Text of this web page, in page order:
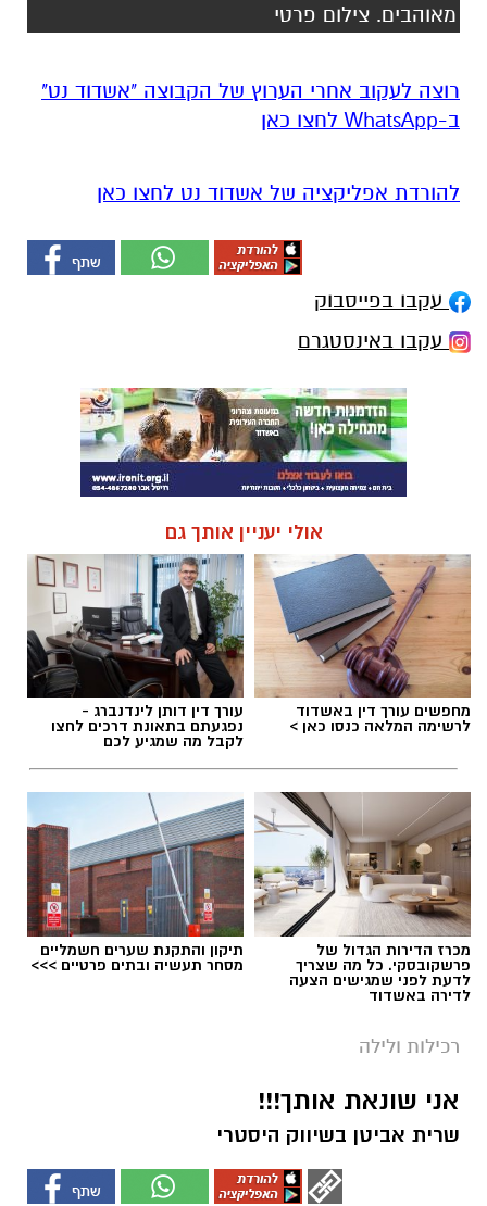
מאוהבים. צילום פרטי
רוצה לעקוב אחרי הערוץ של הקבוצה "אשדוד נט"
ב-WhatsApp לחצו כאן
להורדת אפליקציה של אשדוד נט לחצו כאן
עקבו בפייסבוק
עקבו באינסטגרם
אולי יעניין אותך גם
מחפשים עורך דין באשדוד
לרשימה המלאה כנסו כאן >
עורך דין דותן לינדנברג -
נפגעתם בתאונת דרכים לחצו
לקבל מה שמגיע לכם
מכרז הדירות הגדול של
פרשקובסקי. כל מה שצריך
לדעת לפני שמגישים הצעה
לדירה באשדוד
תיקון והתקנת שערים חשמליים
מסחר תעשיה ובתים פרטיים >>>
רכילות ולילה
אני שונאת אותך!!!
שרית אביטן בשיווק היסטרי